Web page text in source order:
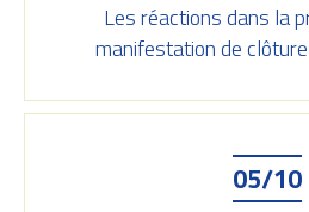
Les réactions dans la
manifestation de
05/10